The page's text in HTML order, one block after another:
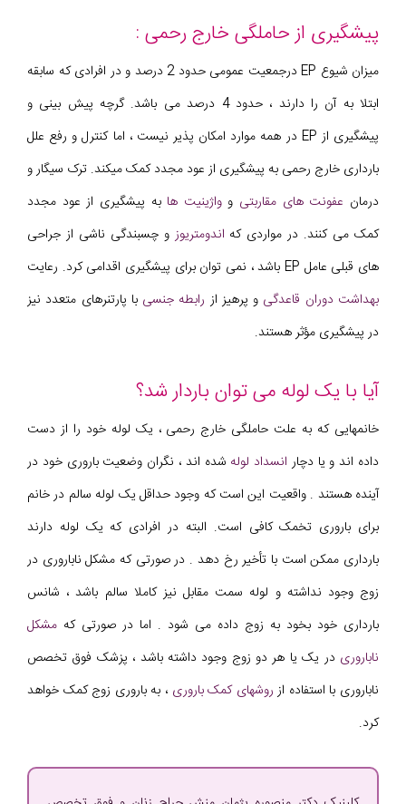
پیشگیری از حاملگی خارج رحمی :
میزان شیوع EP درجمعیت عمومی حدود 2 درصد و در افرادی که سابقه
ابتلا به آن را دارند ، حدود 4 درصد می باشد. گرچه پیش بینی و
پیشگیری از EP در همه موارد امکان پذیر نیست ، اما کنترل و رفع علل
بارداری خارج رحمی به پیشگیری از عود مجدد کمک میکند. ترک سیگار و
درمان عفونت های مقاربتی وواژینیت ها به پیشگیری از عود مجدد
کمک می کنند. در مواردی که اندومتریوزو چسبندگی ناشی از جراحی
های قبلی عامل EP باشد ، نمی توان برای پیشگیری اقدامی کرد. رعایت
بهداشت دوران قاعدگی و پرهیز از رابطه جنسی با پارتنرهای متعدد نیز
در پیشگیری مؤثر هستند.
آیا با یک لوله می توان باردار شد؟
خانمهایی که به علت حاملگی خارج رحمی ، یک لوله خود را از دست
داده اند و یا دچار انسداد لوله شده اند ، نگران وضعیت باروری خود در
آینده هستند . واقعیت این است که وجود حداقل یک لوله سالم در خانم
برای باروری تخمک کافی است. البته در افرادی که یک لوله دارند
بارداری ممکن است با تأخیر رخ دهد . در صورتی که مشکل ناباروری در
زوج وجود نداشته و لوله سمت مقابل نیز کاملا سالم باشد ، شانس
بارداری خود بخود به زوج داده می شود . اما در صورتی که مشکل
ناباروری در یک یا هر دو زوج وجود داشته باشد ، پزشک فوق تخصص
ناباروری با استفاده ازروشهای کمک باروری ، به باروری زوج کمک خواهد
کرد.